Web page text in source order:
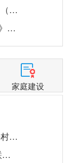
（…
…
家庭建设
村…
…